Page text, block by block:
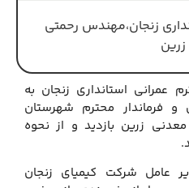
زنجان،مهندس رحمتی
استانداری زنجان به
و فرماندار محترم شهرستان
زرین بازدید و از نحوه
عامل شرکت کیمیای زنجان